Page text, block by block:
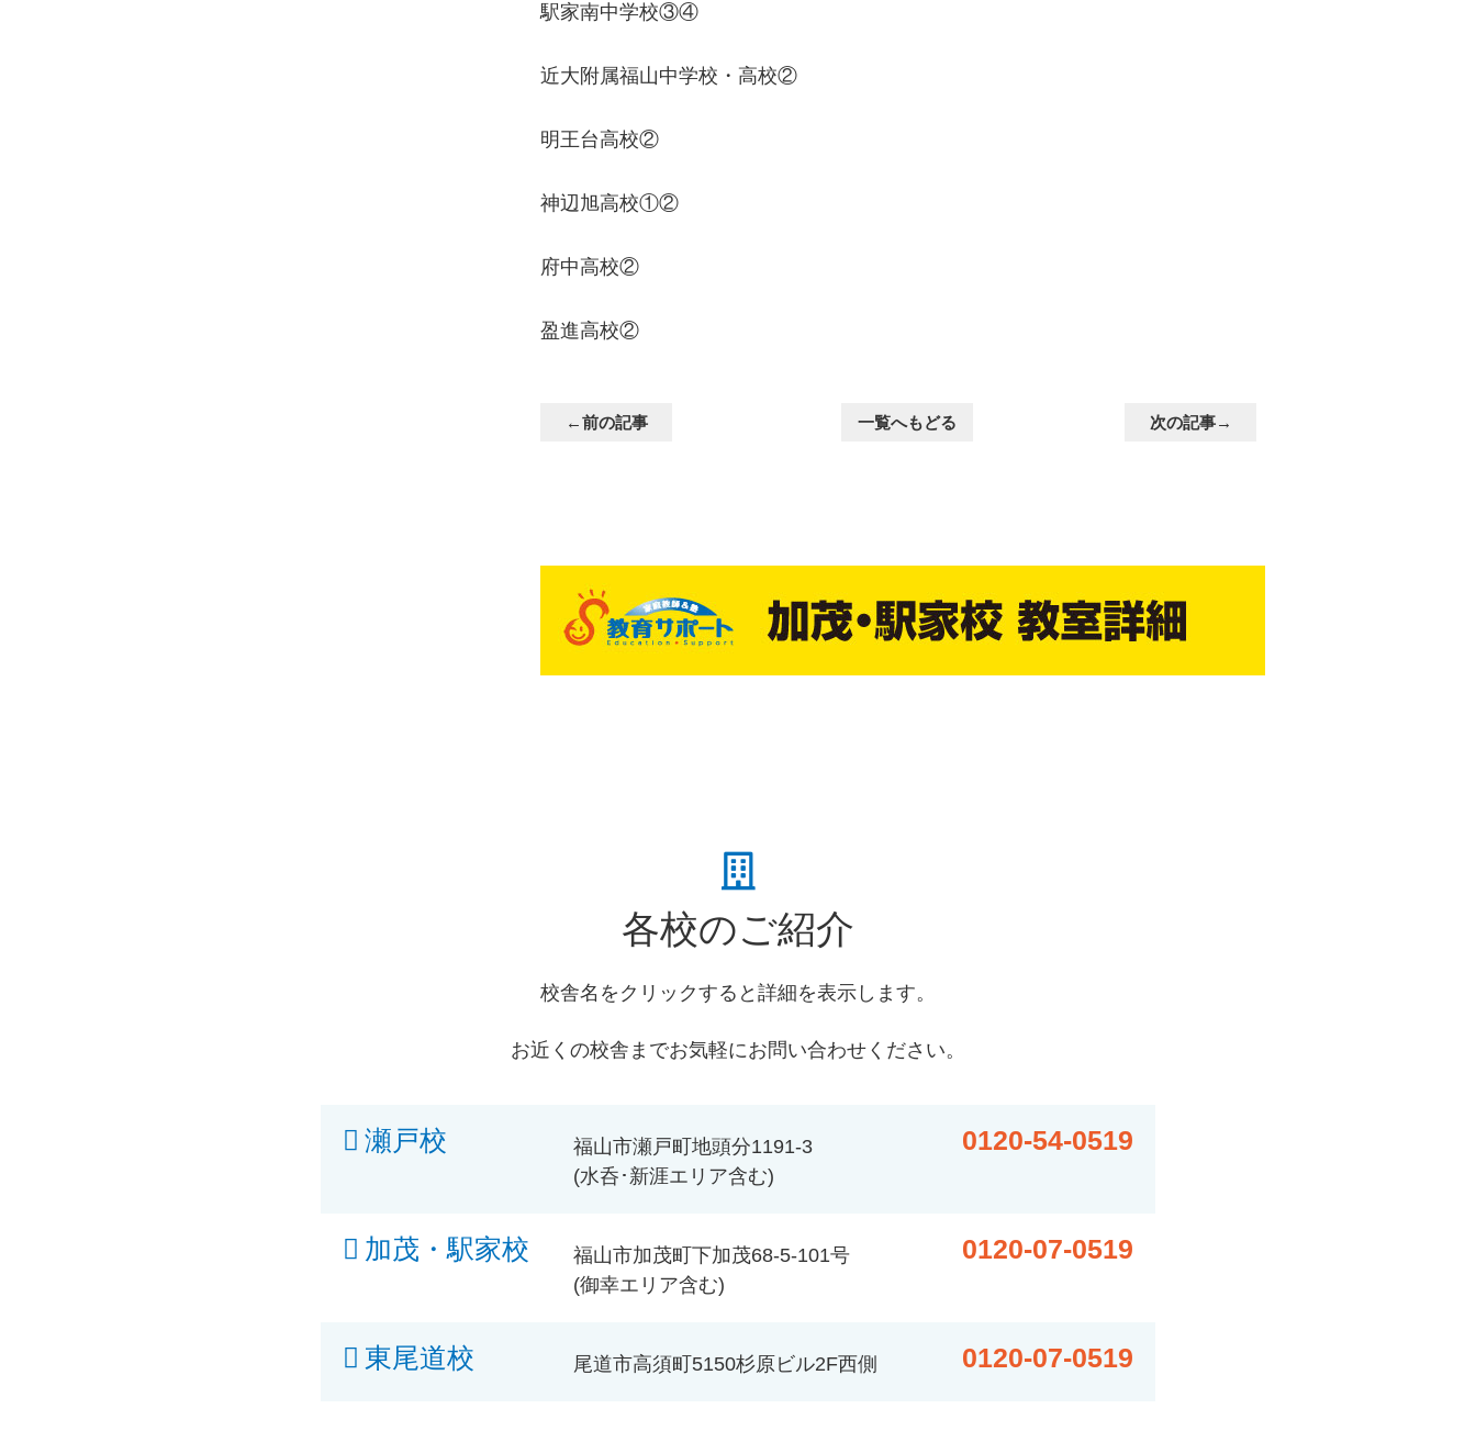
駅家南中学校③④
近大附属福山中学校・高校②
明王台高校②
神辺旭高校①②
府中高校②
盈進高校②
←前の記事 一覧へもどる 次の記事→
各校のご紹介
校舎名をクリックすると詳細を表示します。
お近くの校舎までお気軽にお問い合わせください。
瀬戸校
福山市瀬戸町地頭分1191-3
(水呑･新涯エリア含む)
0120-54-0519
加茂・駅家校
福山市加茂町下加茂68-5-101号
(御幸エリア含む)
0120-07-0519
東尾道校 尾道市高須町5150杉原ビル2F西側 0120-07-0519